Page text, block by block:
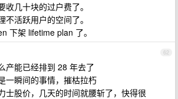
收几十块的过户费了。
不活跃用户的空间了。
下架 lifetime plan 了。
62
产能已经排到 28 年去了
一瞬间的事情，摧枯拉朽
士股价，几天的时间就腰斩了，快得很